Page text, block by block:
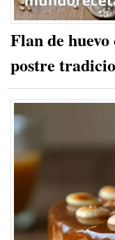
Flan de
postre